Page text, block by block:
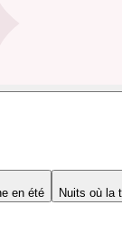
en été
Nuits où la